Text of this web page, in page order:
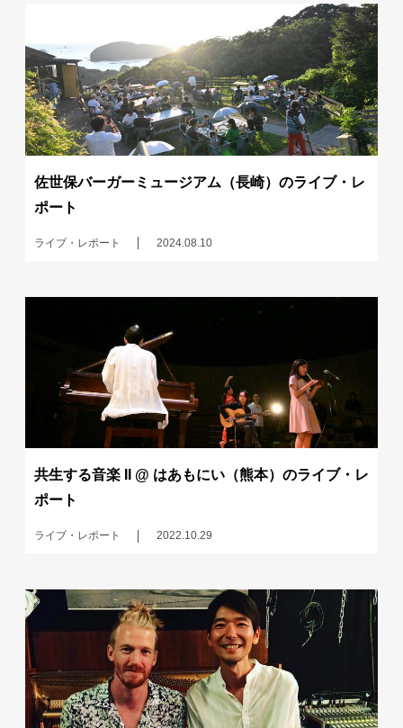
佐世保バーガーミュージアム（長崎）のライブ・レ
ポート
ライブ・レポート 2024.08.10
共生する音楽 II @ はあもにい（熊本）のライブ・レ
ポート
ライブ・レポート 2022.10.29